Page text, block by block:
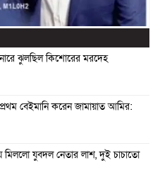
ঝুলছিল কিশোরের মরদেহ
বেইমানি করেন জামায়াত আমির:
মিললো যুবদল নেতার লাশ, দুই চাচাতো